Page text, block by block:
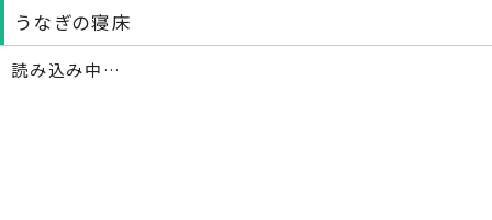
うなぎの寝床
読み込み中…